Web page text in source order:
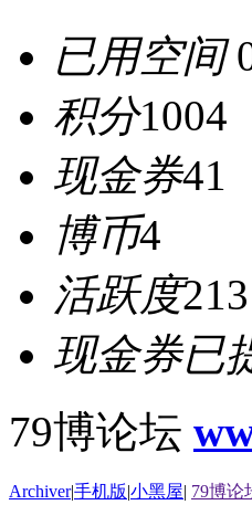
已用空间
积分1004
现金券41
博币4
活跃度213
现金券已
79博论坛
Archiver|手机版|小黑屋| 79博论